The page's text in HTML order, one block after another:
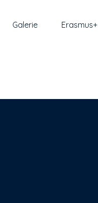
Galerie Erasmus+